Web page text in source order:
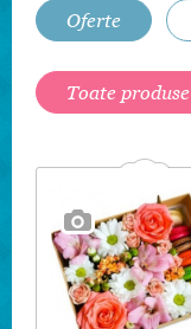
Oferte
Toate produse